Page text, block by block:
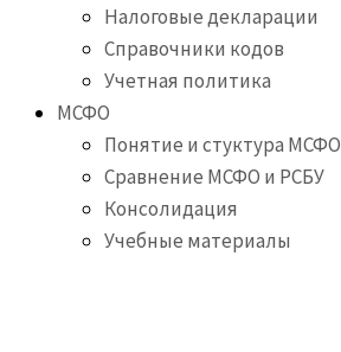
Налоговые декларации
Справочники кодов
Учетная политика
МСФО
Понятие и стуктура МСФО
Сравнение МСФО и РСБУ
Консолидация
Учебные материалы